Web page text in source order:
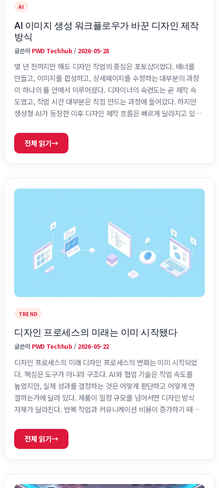
AI
AI 이미지 생성 워크플로우가 바꾼 디자인 제작
방식
글쓴이 PWD Techhub / 2026-05-28
몇 년 전까지만 해도 디자인 작업의 중심은 포토샵이었다. 배너를
만들고, 이미지를 합성하고, 상세페이지를 수정하는 대부분의 과정
이 하나의 툴 안에서 이루어졌다. 디자이너의 숙련도는 곧 제작 속
도였고, 작업 시간 대부분은 직접 만드는 과정에 들어갔다. 하지만
생성형 AI가 등장한 이후 디자인 제작 흐름은 빠르게 달라지고 있
로 방향을 선택하고 수정하는 방식이 점점 일반화되고 있다. 특히
콘텐츠 생산량이 중요한 환경에서는 이미 AI 기반 워크플로우가 사
전체 읽기→
TREND
디자인 프로세스의 미래는 이미 시작됐다
글쓴이 PWD Techhub / 2026-05-22
디자인 프로세스의 미래 디자인 프로세스의 변화는 이미 시작되었
다. 핵심은 도구가 아니라 구조다. AI와 협업 기술은 작업 속도를
높였지만, 실제 성과를 결정하는 것은 어떻게 판단하고 어떻게 연
결하는가에 달려 있다. 제품이 일정 규모를 넘어서면 디자인 방식
자체가 달라진다. 반복 작업과 커뮤니케이션 비용이 증가하기 때문
이 디자인 전반에 들어오면서 작업 방식 자체가 바뀌고 있다. 과거
의 디자인 프로세스는 왜 느릴 수밖에 없었나 과거 프로세스는 수
전체 읽기→